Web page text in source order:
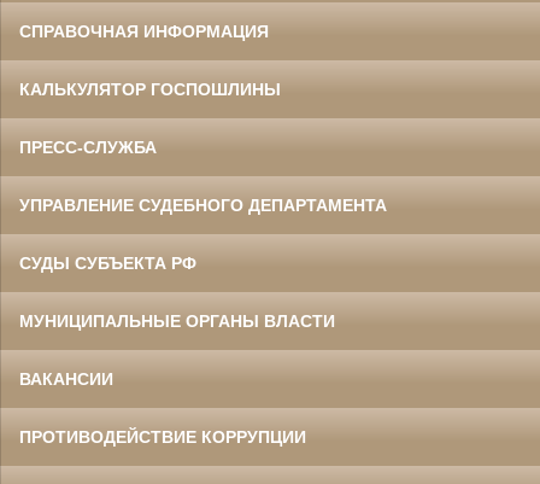
СПРАВОЧНАЯ ИНФОРМАЦИЯ
КАЛЬКУЛЯТОР ГОСПОШЛИНЫ
ПРЕСС-СЛУЖБА
УПРАВЛЕНИЕ СУДЕБНОГО ДЕПАРТАМЕНТА
СУДЫ СУБЪЕКТА РФ
МУНИЦИПАЛЬНЫЕ ОРГАНЫ ВЛАСТИ
ВАКАНСИИ
ПРОТИВОДЕЙСТВИЕ КОРРУПЦИИ